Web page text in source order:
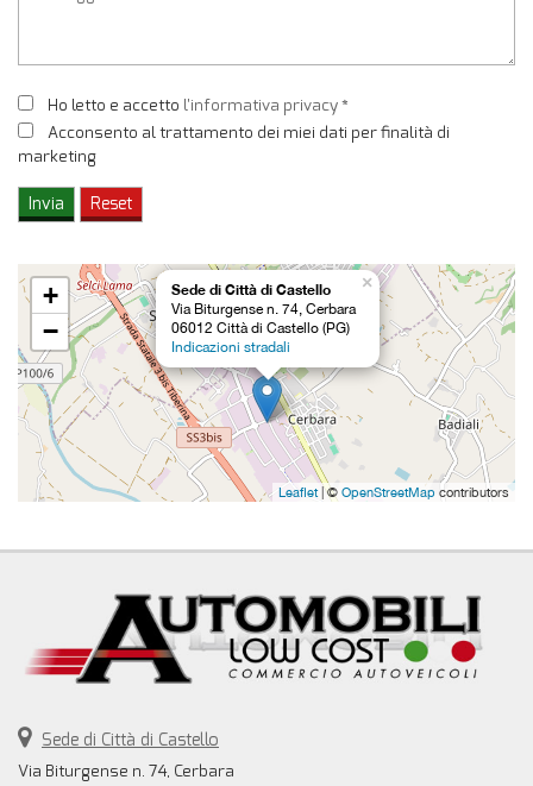
Ho letto e accetto l'informativa privacy*
Acconsento al trattamento dei miei dati per finalità di
marketing
Sede di Città di Castello
Via Biturgense n. 74, Cerbara
06012 Città di Castello (PG)
Indicazioni stradali
×
+
−
Leaflet| © OpenStreetMap contributors
Sede di Città di Castello
Via Biturgense n. 74, Cerbara